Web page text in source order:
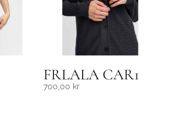
FRLALA CAR1
700,00 kr